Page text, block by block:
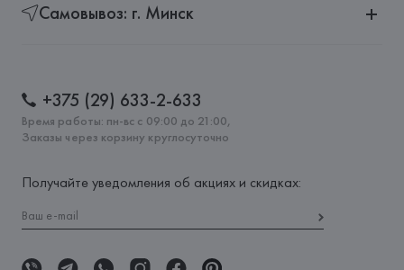
Самовывоз: г. Минск
+375 (29) 633-2-633
Время работы: пн-вс с 09:00 до 21:00,
Заказы через корзину круглосуточно
Получайте уведомления об акциях и скидках: